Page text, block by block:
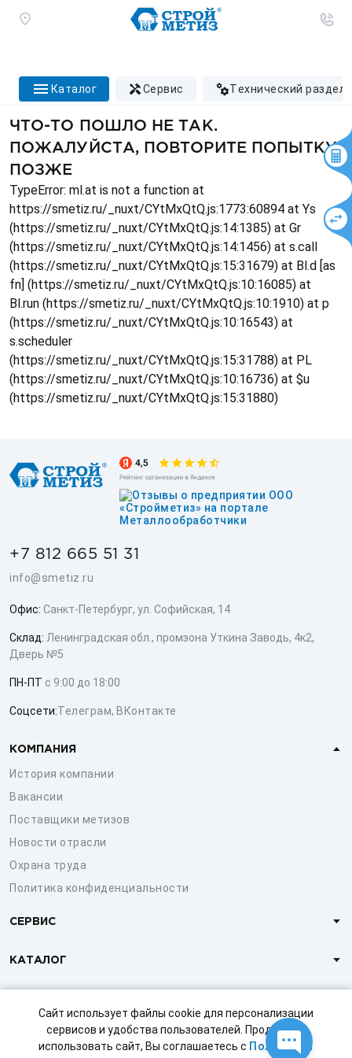
Сайт использует файлы cookie для персонализации
сервисов и удобства пользователей. Продолжая
использовать сайт, Вы соглашаетесь с Политикой
каталог сервис технический раздел
ЧТО-ТО ПОШЛО НЕ ТАК.
ПОЖАЛУЙСТА, ПОВТОРИТЕ ПОПЫТКУ
ПОЗЖЕ
TypeError: ml.at is not a function at
https://smetiz.ru/_nuxt/CYtMxQtQ.js:1773:60894 at Ys
(https://smetiz.ru/_nuxt/CYtMxQtQ.js:14:1385) at Gr
(https://smetiz.ru/_nuxt/CYtMxQtQ.js:14:1456) at s.call
(https://smetiz.ru/_nuxt/CYtMxQtQ.js:15:31679) at Bl.d [as
fn] (https://smetiz.ru/_nuxt/CYtMxQtQ.js:10:16085) at
Bl.run (https://smetiz.ru/_nuxt/CYtMxQtQ.js:10:1910) at p
(https://smetiz.ru/_nuxt/CYtMxQtQ.js:10:16543) at
s.scheduler
(https://smetiz.ru/_nuxt/CYtMxQtQ.js:15:31788) at PL
(https://smetiz.ru/_nuxt/CYtMxQtQ.js:10:16736) at $u
(https://smetiz.ru/_nuxt/CYtMxQtQ.js:15:31880)
+7 812 665 51 31
info@smetiz.ru
Офис: Санкт-Петербург, ул. Софийская, 14
Склад: Ленинградская обл., промзона Уткина Заводь, 4к2,
Дверь №5
ПН-ПТ с 9:00 до 18:00
Соцсети:Телеграм, ВКонтакте
КОМПАНИЯ
История компании
Вакансии
Поставщики метизов
Новости отрасли
Охрана труда
Политика конфиденциальности
СЕРВИС
КАТАЛОГ